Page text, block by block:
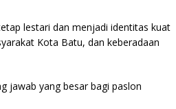
lestari dan menjadi identitas kuat
Kota Batu, dan keberadaan
jawab yang besar bagi paslon